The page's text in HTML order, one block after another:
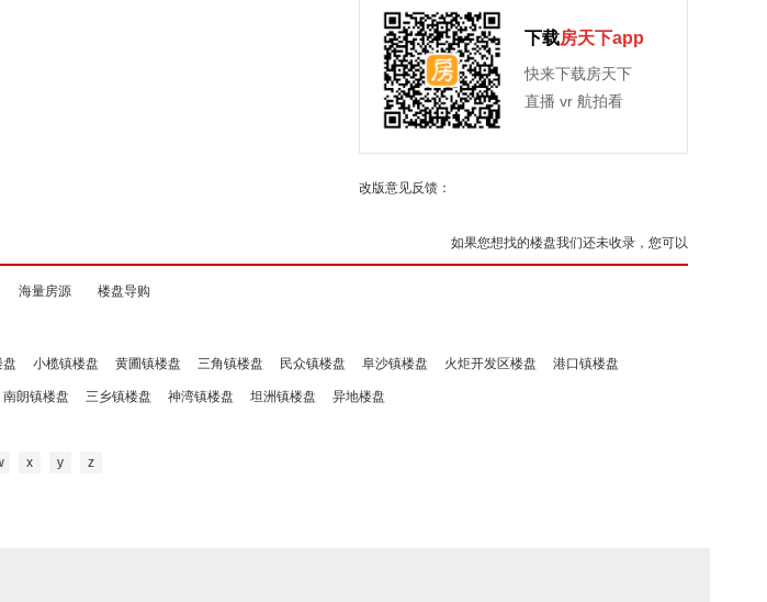
下载房天下app
快来下载房天下
直播 vr 航拍看
改版意见反馈：
如果您想找的楼盘我们还未收录，您可以
海量房源 楼盘导购
盘 小榄镇楼盘 黄圃镇楼盘 三角镇楼盘 民众镇楼盘 阜沙镇楼盘 火炬开发区楼盘 港口镇楼盘
南朗镇楼盘 三乡镇楼盘 神湾镇楼盘 坦洲镇楼盘 异地楼盘
x y z